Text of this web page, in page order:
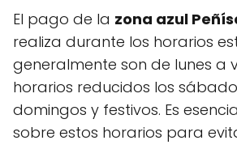
El pago de la zona azul
realiza durante los horarios
generalmente son de lunes a
horarios reducidos los
domingos y festivos. Es
sobre estos horarios para